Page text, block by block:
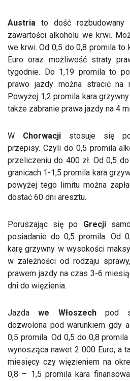
Austria to dość rozbudowany
zawartości alkoholu we krwi.
we krwi. Od 0,5 do 0,8 promila to
Euro oraz możliwość straty
tygodnie. Do 1,19 promila to
prawo jazdy można stracić na
Powyżej 1,2 promila kara
także zabranie prawa jazdy na 4
W Chorwacji stosuje się
przepisy. Czyli do 0,5 promila
przeliczeniu do 400 zł. Od 0,5
granicach 1-1,5 promila kara
powyżej tego limitu można
dostać 60 dni aresztu.
Poruszając się po Grecji
posiadanie do 0,5 promila. Od
karę grzywny w wysokości
w zależności od rodzaju
prawem jazdy na czas 3-6
dni do więzienia.
Jazdawe Włoszechpod
dozwolona pod warunkiem gdy
0,5 promila. Od 0,5 do 0,8
wynosząca nawet 2 000 Euro, a
miesięcy czy więzieniem na
0,8 – 1,5 promila kara